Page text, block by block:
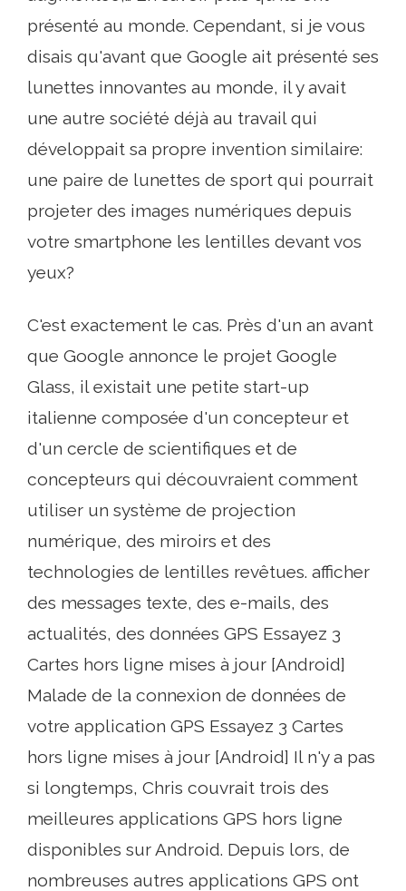
présenté au monde. Cependant, si je vous
disais qu'avant que Google ait présenté ses
lunettes innovantes au monde, il y avait
une autre société déjà au travail qui
développait sa propre invention similaire:
une paire de lunettes de sport qui pourrait
projeter des images numériques depuis
votre smartphone les lentilles devant vos
yeux?
C'est exactement le cas. Près d'un an avant
que Google annonce le projet Google
Glass, il existait une petite start-up
italienne composée d'un concepteur et
d'un cercle de scientifiques et de
concepteurs qui découvraient comment
utiliser un système de projection
numérique, des miroirs et des
technologies de lentilles revêtues. afficher
des messages texte, des e-mails, des
actualités, des données GPS Essayez 3
Cartes hors ligne mises à jour [Android]
Malade de la connexion de données de
votre application GPS Essayez 3 Cartes
hors ligne mises à jour [Android] Il n'y a pas
si longtemps, Chris couvrait trois des
meilleures applications GPS hors ligne
disponibles sur Android. Depuis lors, de
nombreuses autres applications GPS ont